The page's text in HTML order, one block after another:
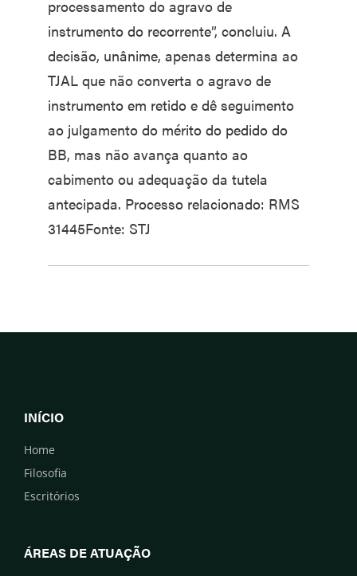
processamento do agravo de
instrumento do recorrente”, concluiu. A
decisão, unânime, apenas determina ao
TJAL que não converta o agravo de
instrumento em retido e dê seguimento
ao julgamento do mérito do pedido do
BB, mas não avança quanto ao
cabimento ou adequação da tutela
antecipada. Processo relacionado: RMS
31445Fonte: STJ
INÍCIO
Home
Filosofia
Escritórios
ÁREAS DE ATUAÇÃO